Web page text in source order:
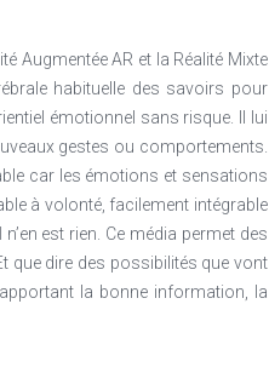
Augmentée AR et la Réalité Mixte
habituelle des savoirs pour
émotionnel sans risque. Il lui
gestes ou comportements.
car les émotions et sensations
à volonté, facilement intégrable
est rien. Ce média permet des
que dire des possibilités que vont
la bonne information, la